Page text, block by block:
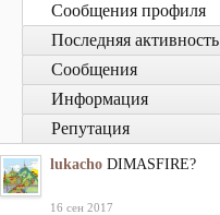
Сообщения профиля
Последняя активность
Сообщения
Информация
Репутация
lukacho DIMASFIRE?
16 сен 2017